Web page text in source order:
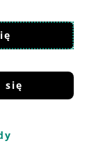
się